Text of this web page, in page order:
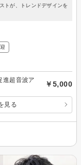
トが、トレンドデザインを
進超音波ア
￥5,000
見る